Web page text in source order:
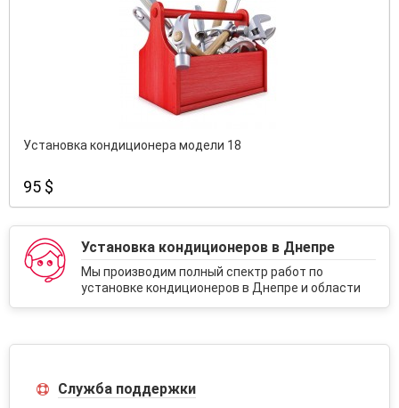
Установка кондиционера модели 18
95 $
Установка кондиционеров в Днепре
Мы производим полный спектр работ по
установке кондиционеров в Днепре и области
Служба поддержки